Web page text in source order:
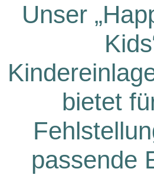
Unser
bietet
passende